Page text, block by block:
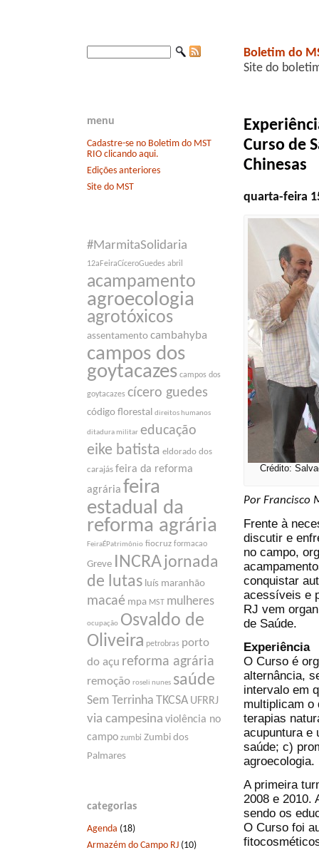
menu
Cadastre-se no Boletim do MST
RIO clicando aqui.
Edições anteriores
Site do MST
#MarmitaSolidaria
12aFeiraCíceroGuedes abril
acampamento
agroecologia
agrotóxicos
assentamento cambahyba
campos dos
goytacazes campos dos
goytacazes cícero guedes
código florestal direitos humanos
ditadura militar educação
eike batista eldorado dos
carajás feira da reforma
agrária feira
estadual da
reforma agrária
FeiraÉPatrimônio fiocruz formacao
Greve INCRA jornada
de lutas luís maranhão
macaé mpa MST mulheres
ocupação Osvaldo de
Oliveira petrobras porto
do açu reforma agrária
remoção roseli nunes saúde
Sem Terrinha TKCSA UFRRJ
via campesina violência no
campo zumbi Zumbi dos
Palmares
categorias
Agenda (18)
Armazém do Campo RJ (10)
Boletim do
Site do
Curso de
Chinesas
quarta-feira
Crédito:
Por Francisco
Frente à
discutir e
no campo,
conquistar
acessíveis e
RJ vem
de Saúde.
Experiência
O Curso é
alternância,
intervalo em
multiplicam o
terapias
acupuntura e
saúde; c)
agroecologia.
A primeira
2008 e 2010.
sendo os
O Curso foi